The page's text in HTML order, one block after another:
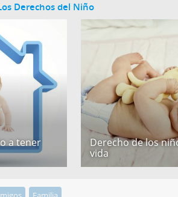
Derechos del Niño
a tener
Derecho de los
vida